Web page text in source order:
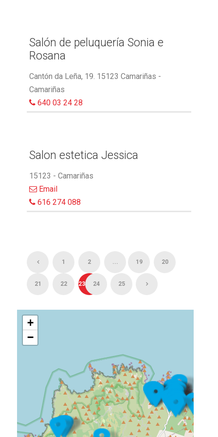
Salón de peluquería Sonia e
Rosana
Cantón da Leña, 19. 15123 Camariñas -
Camariñas
640 03 24 28
Salon estetica Jessica
15123 - Camariñas
Email
616 274 088
1 2 ... 19 20
21 22 23 24 25
+
−